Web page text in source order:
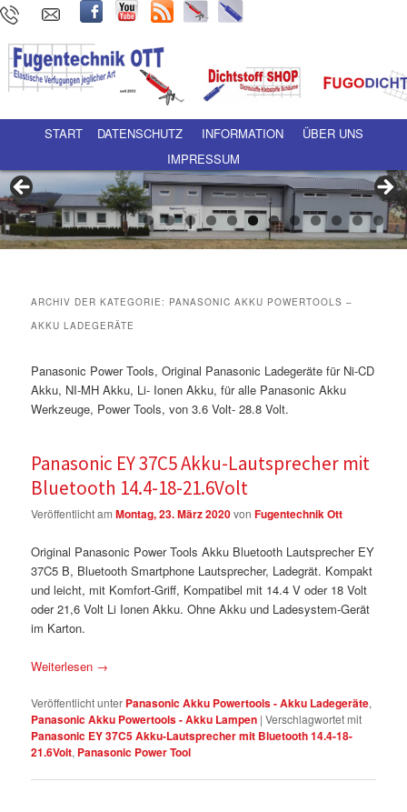
Hauptmenü Zum Inhalt wechseln
Zum sekundären Inhalt wechseln
START DATENSCHUTZ INFORMATION
ÜBER UNS
IMPRESSUM
ARCHIV DER KATEGORIE: PANASONIC AKKU POWERTOOLS –
AKKU LADEGERÄTE
Panasonic Power Tools, Original Panasonic Ladegeräte für Ni-CD
Akku, NI-MH Akku, Li- Ionen Akku, für alle Panasonic Akku
Werkzeuge, Power Tools, von 3.6 Volt- 28.8 Volt.
Panasonic EY 37C5 Akku-Lautsprecher mit
Bluetooth 14.4-18-21.6Volt
Veröffentlicht amMontag, 23. März 2020vonFugentechnik Ott
Original Panasonic Power Tools Akku Bluetooth Lautsprecher EY
37C5 B, Bluetooth Smartphone Lautsprecher, Ladegrät. Kompakt
und leicht, mit Komfort-Griff, Kompatibel mit 14.4 V oder 18 Volt
oder 21,6 Volt Li Ionen Akku. Ohne Akku und Ladesystem-Gerät
im Karton.
Weiterlesen →
Veröffentlicht unter Panasonic Akku Powertools - Akku Ladegeräte,
Panasonic Akku Powertools - Akku Lampen |Verschlagwortet mit
Panasonic EY 37C5 Akku-Lautsprecher mit Bluetooth 14.4-18-
21.6Volt, Panasonic Power Tool